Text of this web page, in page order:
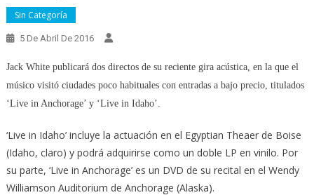
Sin Categoría
5 De Abril De 2016
Jack White publicará dos directos de su reciente gira acústica, en la que el
músico visitó ciudades poco habituales con entradas a bajo precio, titulados
‘Live in Anchorage’ y ‘Live in Idaho’.
‘Live in Idaho’ incluye la actuación en el Egyptian Theaer de Boise
(Idaho, claro) y podrá adquirirse como un doble LP en vinilo. Por
su parte, ‘Live in Anchorage’ es un DVD de su recital en el Wendy
Williamson Auditorium de Anchorage (Alaska).